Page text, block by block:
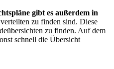
gibt es außerdem in
zu finden sind. Diese
zu finden. Auf dem
schnell die Übersicht